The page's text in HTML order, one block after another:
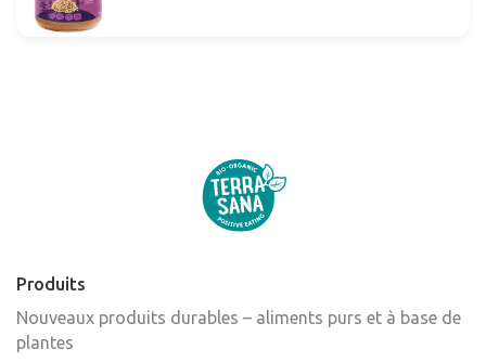
Produits
Nouveaux produits durables – aliments purs et à base de
plantes